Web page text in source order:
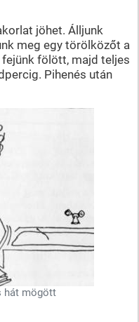
jöhet. Álljunk
meg egy törölközőt a
fölött, majd teljes
Pihenés után
hát mögött